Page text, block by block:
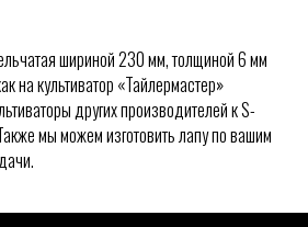
шириной 230 мм, толщиной 6 мм
на культиватор «Тайлермастер»
других производителей к S-
мы можем изготовить лапу по вашим
РОССИИ
8